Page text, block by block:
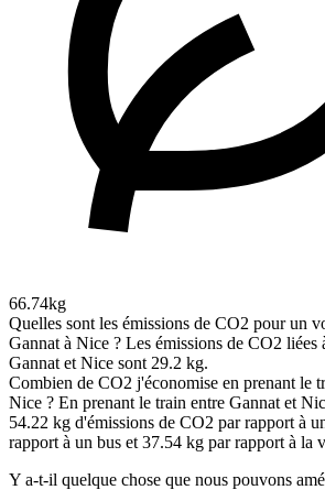
66.74kg
Quelles sont les émissions de CO2 pour un
Gannat à Nice ? Les émissions de CO2 liées
Gannat et Nice sont 29.2 kg.
Combien de CO2 j'économise en prenant le
Nice ? En prenant le train entre Gannat et
54.22 kg d'émissions de CO2 par rapport à
rapport à un bus et 37.54 kg par rapport à la
Y a-t-il quelque chose que nous pouvons